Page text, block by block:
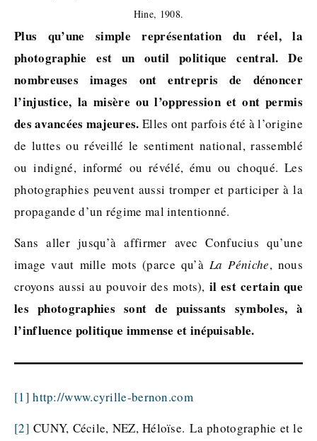
Hine, 1908.
Plus qu’une simple représentation du réel, la
photographie est un outil politique central. De
nombreuses images ont entrepris de dénoncer
l’injustice, la misère ou l’oppression et ont permis
des avancées majeures. Elles ont parfois été à l’origine
de luttes ou réveillé le sentiment national, rassemblé
ou indigné, informé ou révélé, ému ou choqué. Les
photographies peuvent aussi tromper et participer à la
propagande d’un régime mal intentionné.
Sans aller jusqu’à affirmer avec Confucius qu’une
image vaut mille mots (parce qu’à La Péniche, nous
croyons aussi au pouvoir des mots), il est certain que
les photographies sont de puissants symboles, à
l’influence politique immense et inépuisable.
[1] http://www.cyrille-bernon.com
[2] CUNY, Cécile, NEZ, Héloïse. La photographie et le